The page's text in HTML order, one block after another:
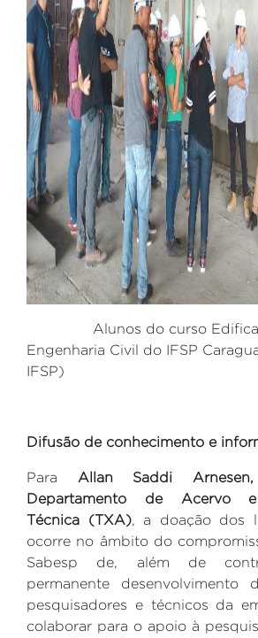
Alunos do curso
Engenharia Civil do IFSP
IFSP)
Difusão de conhecimento e
Para Allan Saddi
Departamento de Acervo e
Técnica (TXA), a doação dos
ocorre no âmbito do
Sabesp de, além de
permanente desenvolvimento
pesquisadores e técnicos da
colaborar para o apoio à